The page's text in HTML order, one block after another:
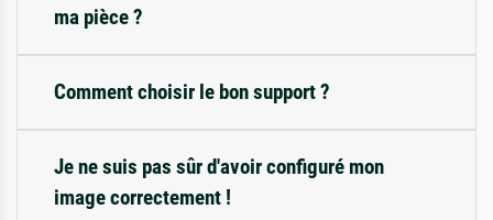
ma pièce ?
Comment choisir le bon support ?
Je ne suis pas sûr d'avoir configuré mon
image correctement !